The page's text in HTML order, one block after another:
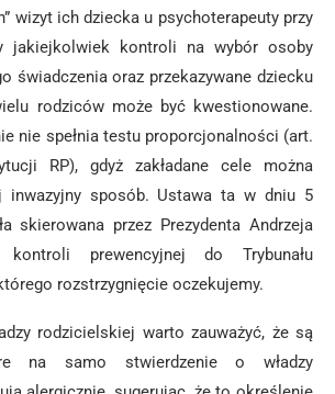
wizyt ich dziecka u psychoterapeuty przy
jakiejkolwiek kontroli na wybór osoby
świadczenia oraz przekazywane dziecku
rodziców może być kwestionowane.
nie spełnia testu proporcjonalności (art.
RP), gdyż zakładane cele można
inwazyjny sposób. Ustawa ta w dniu 5
skierowana przez Prezydenta Andrzeja
prewencyjnej do Trybunału
rozstrzygnięcie oczekujemy.
rodzicielskiej warto zauważyć, że są
na samo stwierdzenie o władzy